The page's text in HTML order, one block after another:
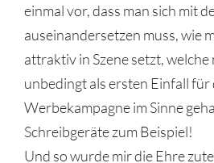
einmal vor, dass man sich mit
auseinandersetzen muss, wie
attraktiv in Szene setzt,
unbedingt als ersten Einfall für
Werbekampagne im Sinne
Schreibgeräte zum Beispiel!
Und so wurde mir die Ehre